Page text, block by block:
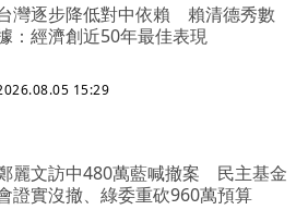
灣逐步降低對中依賴 賴清德秀數
：經濟創近50年最佳表現
15:29
麗文訪中480萬藍喊撤案 民主基金
證實沒撤、綠委重砍960萬預算